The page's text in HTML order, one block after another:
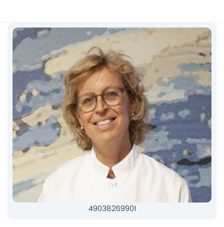
49038269901